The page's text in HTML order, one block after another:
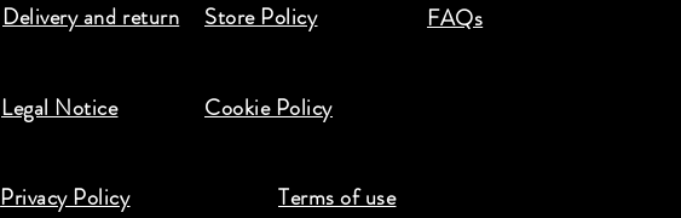
Delivery and return Store Policy FAQs
Legal Notice Cookie Policy
Privacy Policy Terms of use